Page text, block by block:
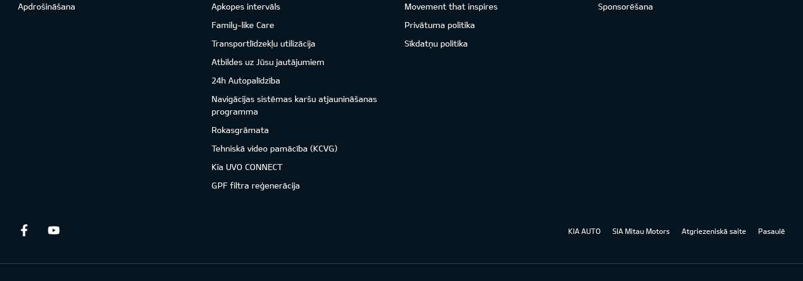
Apdrošināšana
Apkopes intervāls
Family-like Care
Transportlīdzekļu utilizācija
Atbildes uz Jūsu jautājumiem
24h Autopalīdzība
Navigācijas sistēmas karšu atjaunināšanas
programma
Rokasgrāmata
Tehniskā video pamācība (KCVG)
Kia UVO CONNECT
GPF filtra reģenerācija
Movement that inspires
Privātuma politika
Sīkdatņu politika
Sponsorēšana
Facebook KIA AUTO SIA Mitau Motors Atgriezeniskā saite Pasaulē